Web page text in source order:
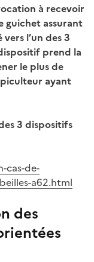
à recevoir
guichet assurant
l’un des 3
prend la
le plus de
ayant
3 dispositifs
cas-de-
a62.html
des